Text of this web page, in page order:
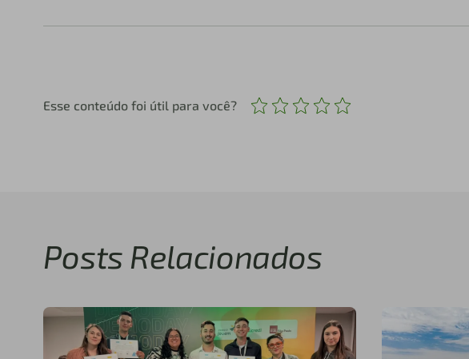
Esse conteúdo foi útil para você?
Posts Relacionados